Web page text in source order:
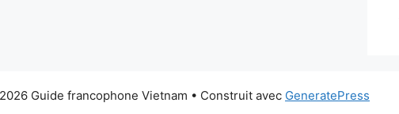
Guide francophone Vietnam • Construit avec GeneratePress